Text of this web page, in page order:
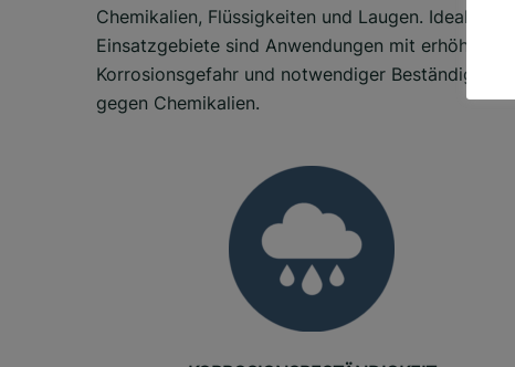
Chemikalien, Flüssigkeiten und Laugen. Ideale
Einsatzgebiete sind Anwendungen mit erhöhter
Korrosionsgefahr und notwendiger Beständigkeit
gegen Chemikalien.